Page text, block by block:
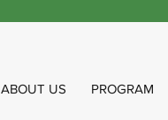
ABOUT US PROGRAM